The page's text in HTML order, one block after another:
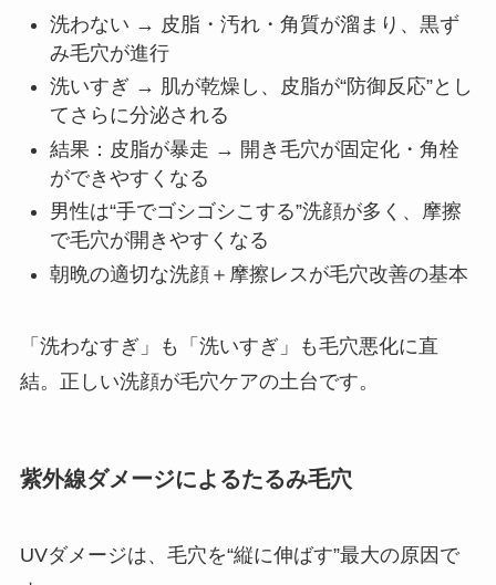
洗わない → 皮脂・汚れ・角質が溜まり、黒ず
み毛穴が進行
洗いすぎ → 肌が乾燥し、皮脂が“防御反応”とし
てさらに分泌される
結果：皮脂が暴走 → 開き毛穴が固定化・角栓
ができやすくなる
男性は“手でゴシゴシこする”洗顔が多く、摩擦
で毛穴が開きやすくなる
朝晩の適切な洗顔＋摩擦レスが毛穴改善の基本
「洗わなすぎ」も「洗いすぎ」も毛穴悪化に直
結。正しい洗顔が毛穴ケアの土台です。
紫外線ダメージによるたるみ毛穴
UVダメージは、毛穴を“縦に伸ばす”最大の原因で